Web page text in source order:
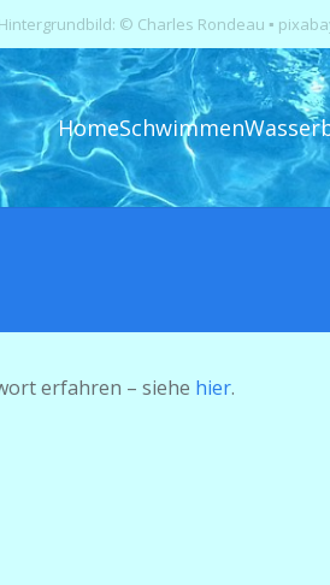
Hintergrundbild: © Charles Rondeau ▪
HomeSchwimmen
erfahren – siehe hier.